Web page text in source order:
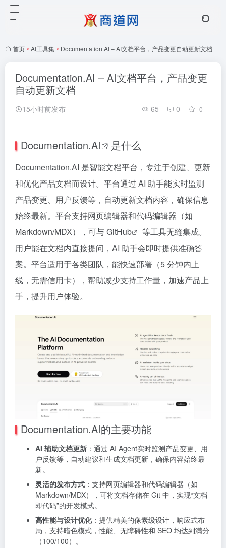
首页 • AI工具集 • Documentation.AI – AI文档平台，产品变更自动更新文档
Documentation.AI – AI文档平台，产品变更
自动更新文档
15小时前发布 65 0 0
Documentation.AI 是什么
Documentation.AI 是智能文档平台，专注于创建、更新
和优化产品文档而设计。平台通过 AI 助手能实时监测
产品变更、用户反馈等，自动更新文档内容，确保信息
始终最新。平台支持网页编辑器和代码编辑器（如
Markdown/MDX），可与GitHub
等工具无缝集成。
用户能在文档内直接提问，AI 助手会即时提供准确答
案。平台适用于各类团队，能快速部署（5 分钟内上
线，无需信用卡），帮助减少支持工作量，加速产品上
手，提升用户体验。
Documentation.AI的主要功能
AI 辅助文档更新 ：通过 AI Agent实时监测产品变更、用
户反馈等，自动建议和生成文档更新，确保内容始终最
新。
灵活的发布方式 ：支持网页编辑器和代码编辑器（如
Markdown/MDX），可将文档存储在 Git 中，实现“文档
即代码”的开发模式。
高性能与设计优化：提供精美的像素级设计，响应式布
局，支持暗色模式，性能、无障碍性和 SEO 均达到满分
（100/100）。